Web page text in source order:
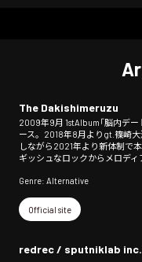
The Dakishimeruzu
2009年9月 1stAlbum「脳内デ
ース。2018年8月よりgt.篠崎
しながら2021年より新体制で
ギッシュなロックからメロディ
Genre: Alternative
Official site
redrec / sputniklab inc.